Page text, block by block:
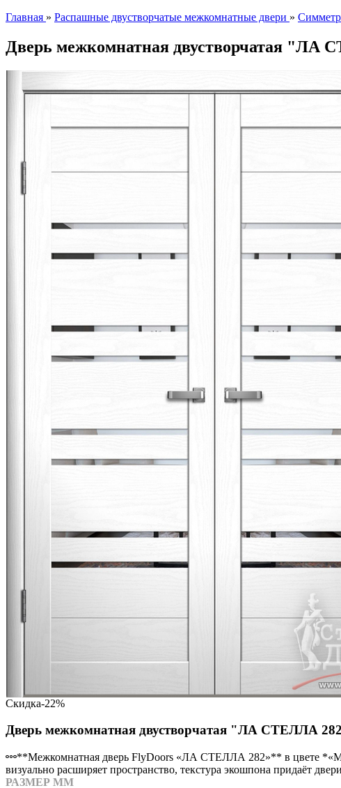
Главная » Распашные двустворчатые межкомнатные двери »
Дверь межкомнатная двустворчатая "ЛА
Скидка-22%
Дверь межкомнатная двустворчатая "ЛА СТЕЛЛА
**Межкомнатная дверь FlyDoors «ЛА СТЕЛЛА 282»** в цвете
визуально расширяет пространство, текстура экошпона придаёт
РАЗМЕР ММ